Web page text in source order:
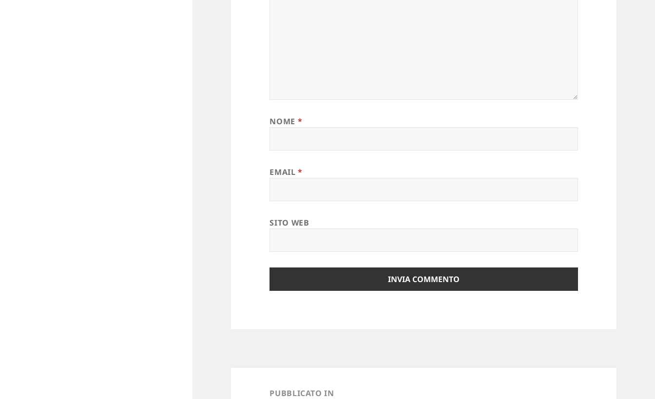
NOME *
EMAIL*
SITO WEB
PUBBLICATO IN